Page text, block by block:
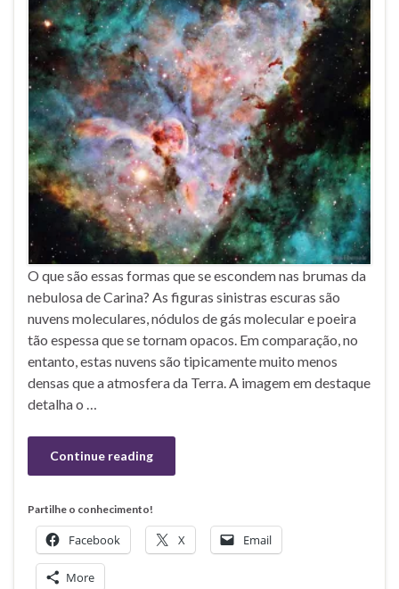
O que são essas formas que se escondem nas brumas da
nebulosa de Carina? As figuras sinistras escuras são
nuvens moleculares, nódulos de gás molecular e poeira
tão espessa que se tornam opacos. Em comparação, no
entanto, estas nuvens são tipicamente muito menos
densas que a atmosfera da Terra. A imagem em destaque
detalha o …
Continue reading
Partilhe o conhecimento!
Facebook X Email
More